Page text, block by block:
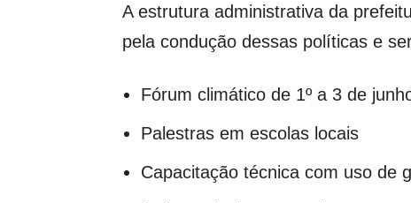
A estrutura administrativa da
pela condução dessas políticas e
Fórum climático de 1º a 3 de
Palestras em escolas locais
Capacitação técnica com uso de